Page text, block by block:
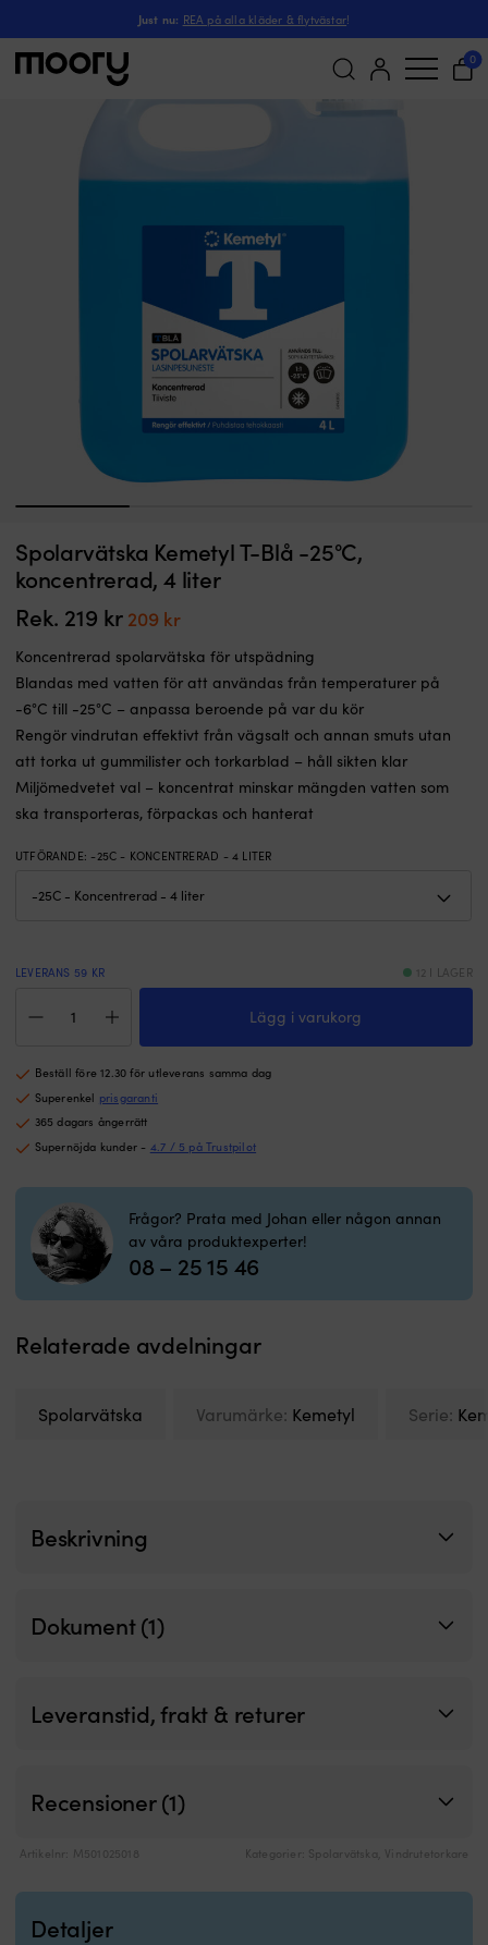
Just nu: REA på alla kläder & flytvästar!
0
(1)
Spolarvätska Kemetyl T-Blå -25°C,
koncentrerad, 4 liter
Rek. 219 kr Det
priset
var:
219 kr.
209 krDet
priset
är:
209 kr.
Koncentrerad spolarvätska för utspädning
Blandas med vatten för att användas från temperaturer på
-6°C till -25°C – anpassa beroende på var du kör
Rengör vindrutan effektivt från vägsalt och annan smuts utan
att torka ut gummilister och torkarblad – håll sikten klar
Miljömedvetet val – koncentrat minskar mängden vatten som
ska transporteras, förpackas och hanterat
UTFÖRANDE: -25C - KONCENTRERAD - 4 LITER
LEVERANS 59 KR 12 I LAGER
Kemetyl
-25°C,
koncentrerad,
4
liter
Lägg i varukorg
Beställ före 12.30 för utleverans samma dag
Superenkel prisgaranti
365 dagars ångerrätt
Supernöjda kunder - 4.7 / 5 på Trustpilot
Frågor? Prata med Johan eller någon annan
av våra produktexperter!
08 – 25 15 46
Relaterade avdelningar
Spolarvätska Varumärke: Kemetyl Serie:
Beskrivning
Dokument (1)
Leveranstid, frakt & returer
Recensioner (1)
Artikelnr: M501025018 Kategorier: Spolarvätska Vindrutetorkare
Detaljer